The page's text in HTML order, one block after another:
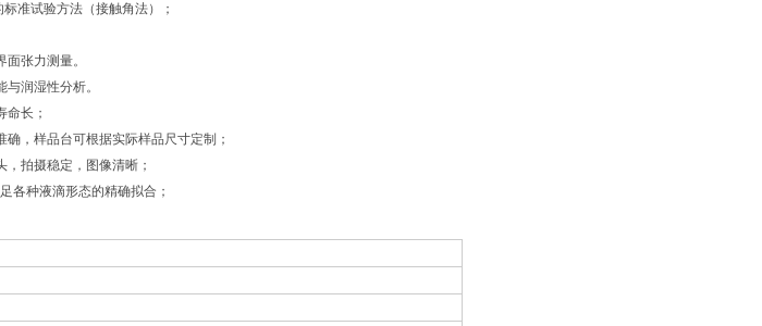
准试验方法（接触角法）；
张力测量。
润湿性分析。
长；
，样品台可根据实际样品尺寸定制；
拍摄稳定，图像清晰；
各种液滴形态的精确拟合；